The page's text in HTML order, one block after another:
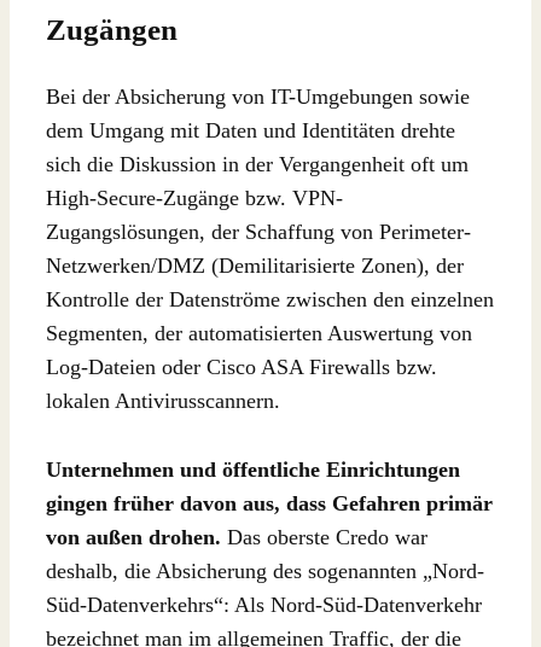
Zugängen
Bei der Absicherung von IT-Umgebungen sowie
dem Umgang mit Daten und Identitäten drehte
sich die Diskussion in der Vergangenheit oft um
High-Secure-Zugänge bzw. VPN-
Zugangslösungen, der Schaffung von Perimeter-
Netzwerken/DMZ (Demilitarisierte Zonen), der
Kontrolle der Datenströme zwischen den einzelnen
Segmenten, der automatisierten Auswertung von
Log-Dateien oder Cisco ASA Firewalls bzw.
lokalen Antivirusscannern.
Unternehmen und öffentliche Einrichtungen
gingen früher davon aus, dass Gefahren primär
von außen drohen. Das oberste Credo war
deshalb, die Absicherung des sogenannten „Nord-
Süd-Datenverkehrs“: Als Nord-Süd-Datenverkehr
bezeichnet man im allgemeinen Traffic, der die